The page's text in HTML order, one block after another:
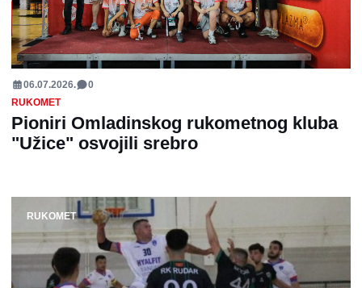
06.07.2026.
0
RUKOMET
Pioniri Omladinskog rukometnog kluba
"Užice" osvojili srebro
RUKOMET